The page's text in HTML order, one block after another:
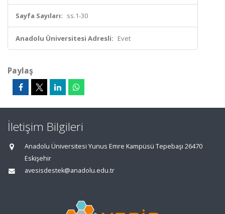
Sayfa Sayıları: ss.1-30
Anadolu Üniversitesi Adresli: Evet
Paylaş
İletişim Bilgileri
Anadolu Üniversitesi Yunus Emre Kampüsü Tepebaşı 26470
Eskişehir
avesisdestek@anadolu.edu.tr